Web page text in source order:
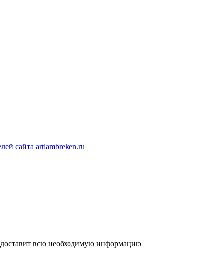
сайта artlambreken.ru
всю необходимую информацию